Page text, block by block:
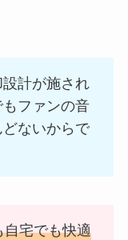
計が施され
ファンの音
ないからで
自宅でも快適